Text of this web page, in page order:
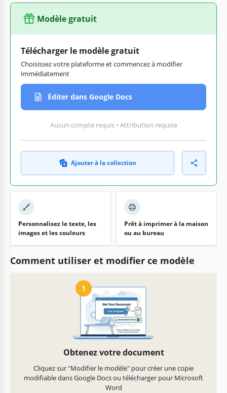
Modèle gratuit
Télécharger le modèle gratuit
Choisissez votre plateforme et commencez à modifier
immédiatement
Éditer dans Google Docs
Aucun compte requis • Attribution requise
Ajouter à la collection
Personnalisez le texte, les
images et les couleurs
Prêt à imprimer à la maison
ou au bureau
Comment utiliser et modifier ce modèle
1
Obtenez votre document
Cliquez sur "Modifier le modèle" pour créer une copie
modifiable dans Google Docs ou télécharger pour Microsoft
Word